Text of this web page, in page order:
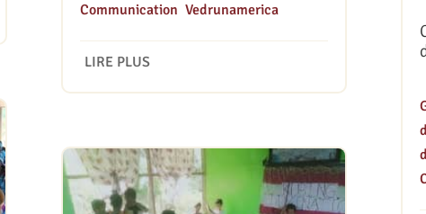
Communication Vedrunamerica
LIRE PLUS